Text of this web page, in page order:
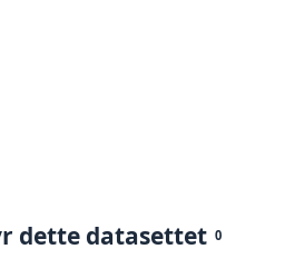
dette datasettet 0